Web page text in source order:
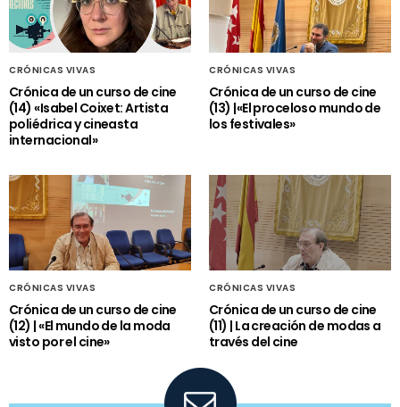
CRÓNICAS VIVAS
Crónica de un curso de cine
(14) «Isabel Coixet: Artista
poliédrica y cineasta
internacional»
CRÓNICAS VIVAS
Crónica de un curso de cine
(13) |«El proceloso mundo de
los festivales»
CRÓNICAS VIVAS
Crónica de un curso de cine
(12) | «El mundo de la moda
visto por el cine»
CRÓNICAS VIVAS
Crónica de un curso de cine
(11) | La creación de modas a
través del cine